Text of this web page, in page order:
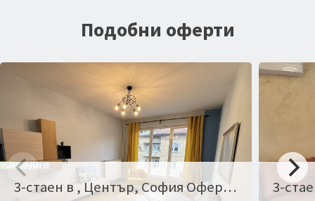
Подобни оферти
3-стаен в , Център, София Оферта № 11560